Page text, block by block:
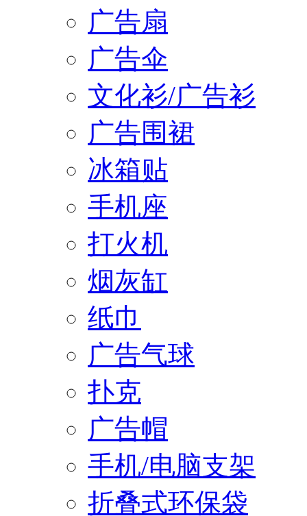
广告扇
广告伞
文化衫/广告衫
广告围裙
冰箱贴
手机座
打火机
烟灰缸
纸巾
广告气球
扑克
广告帽
手机/电脑支架
折叠式环保袋